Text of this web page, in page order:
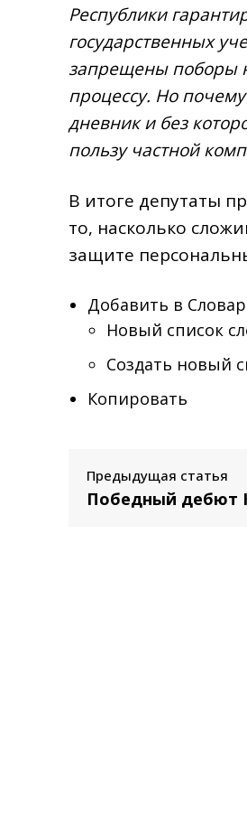
Республики
государственных
запрещены поборы
процессу. Но
дневник и без
пользу частной
В итоге депутаты
то, насколько
защите
Добавить в
Новый список
Создать новый
Копировать
Предыдущая статья
Победный дебют